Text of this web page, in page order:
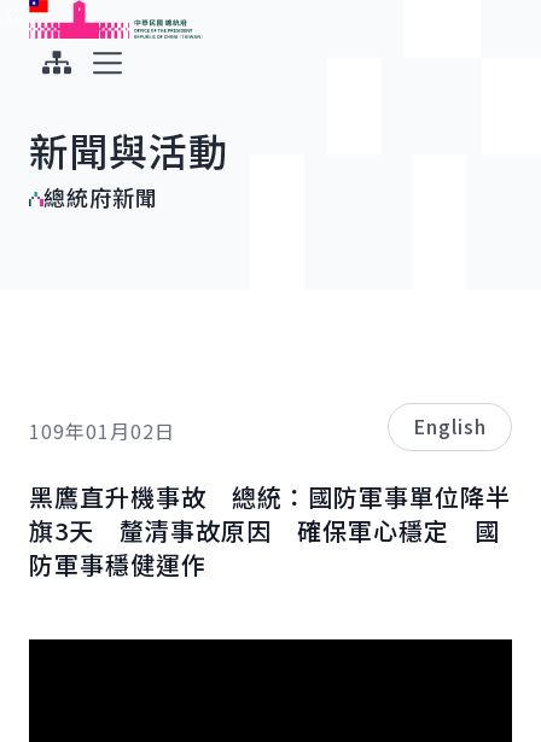
跳到主要內容
中華民國總統府
新聞與活動
總統府新聞
109年01月02日 English
黑鷹直升機事故 總統：國防軍事單位降半
旗3天 釐清事故原因 確保軍心穩定 國
防軍事穩健運作